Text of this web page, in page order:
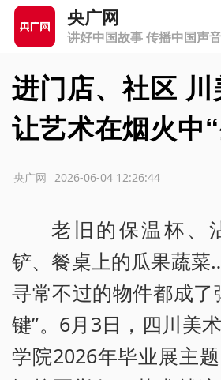
央广网
讲好中国故事 传播中国声音
进门店、社区
让艺术在烟火中
2026-06-04 12:26:44
央广网
老旧的保温杯、
铲、餐桌上的瓜果蔬
寻常不过的物件都成了
键”。6月3日，四川美
学院2026年毕业展主